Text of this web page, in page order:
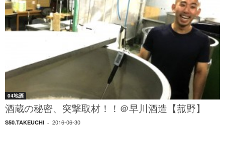
04地酒
酒蔵の秘密、突撃取材！！＠早川酒造【菰野】
S50.TAKEUCHI - 2016-06-30